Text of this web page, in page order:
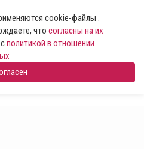
cookie-файлы .
что согласны на их
политикой в отношении